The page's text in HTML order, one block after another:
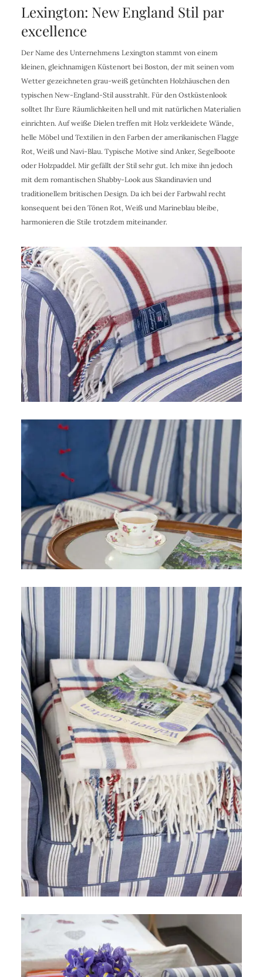
Lexington: New England Stil par
excellence
Der Name des Unternehmens Lexington stammt von einem
kleinen, gleichnamigen Küstenort bei Boston, der mit seinen vom
Wetter gezeichneten grau-weiß getünchten Holzhäuschen den
typischen New-England-Stil ausstrahlt. Für den Ostküstenlook
solltet Ihr Eure Räumlichkeiten hell und mit natürlichen Materialien
einrichten. Auf weiße Dielen treffen mit Holz verkleidete Wände,
helle Möbel und Textilien in den Farben der amerikanischen Flagge
Rot, Weiß und Navi-Blau. Typische Motive sind Anker, Segelboote
oder Holzpaddel. Mir gefällt der Stil sehr gut. Ich mixe ihn jedoch
mit dem romantischen Shabby-Look aus Skandinavien und
traditionellem britischen Design. Da ich bei der Farbwahl recht
konsequent bei den Tönen Rot, Weiß und Marineblau bleibe,
harmonieren die Stile trotzdem miteinander.